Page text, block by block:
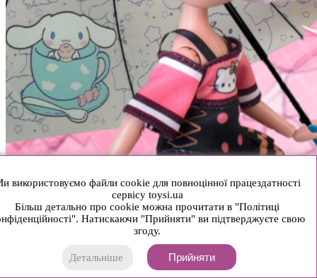
використовуємо файли cookie для повноцінної працездатності
сервісу toysi.ua
Більш детально про cookie можна прочитати в "Політиці
Натискаючи "Прийняти" ви підтверджуєте свою
згоду.
Детальніше Прийняти